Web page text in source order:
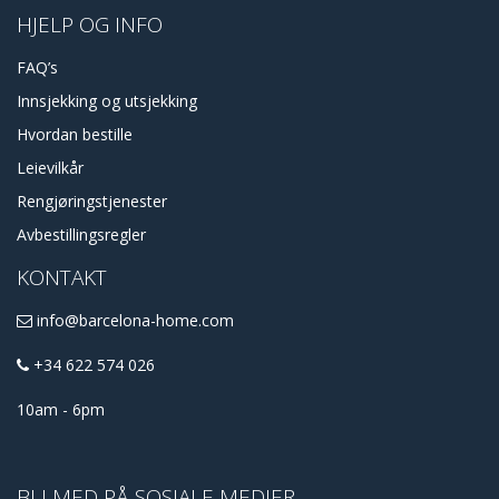
HJELP OG INFO
FAQ’s
Innsjekking og utsjekking
Hvordan bestille
Leievilkår
Rengjøringstjenester
Avbestillingsregler
KONTAKT
info@barcelona-home.com
+34 622 574 026
10am - 6pm